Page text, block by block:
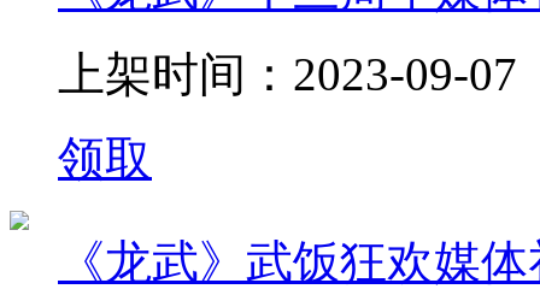
上架时间：2023-09-07
领取
《龙武》武饭狂欢媒